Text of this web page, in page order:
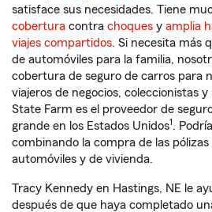
satisface sus necesidades. Tiene
cobertura contra choques y amplia
viajes compartidos. Si necesita más
de automóviles para la familia,
cobertura de seguro de carros para
viajeros de negocios, coleccionistas
State Farm es el proveedor de
grande en los Estados Unidos1.
combinando la compra de las pólizas
automóviles y de vivienda.
Tracy Kennedy en Hastings, NE le
después de que haya completado